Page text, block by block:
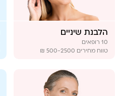
הלבנת שיניים
10 רופאים
טווח מחירים 500-2500 ₪